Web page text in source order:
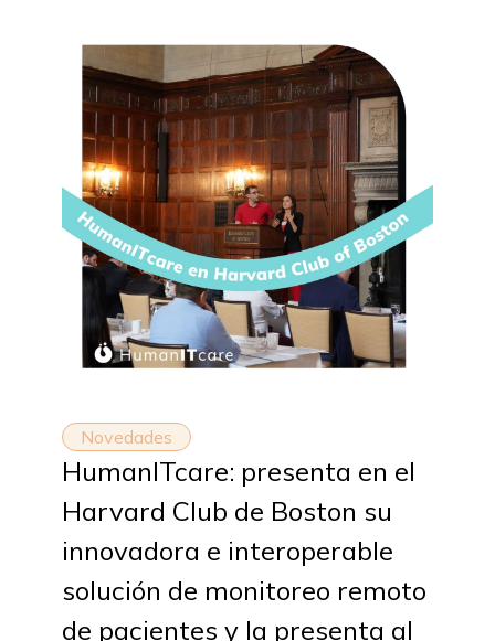
Novedades
HumanITcare: presenta en el
Harvard Club de Boston su
innovadora e interoperable
solución de monitoreo remoto
de pacientes y la presenta al